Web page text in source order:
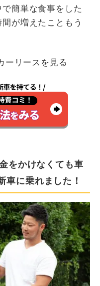
簡単な食事をした
が増えたこともう
ーリースを見る
をかけなくても車
車に乗れました！